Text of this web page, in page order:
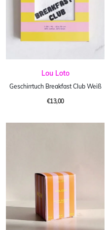
Lou Loto
Geschirrtuch Breakfast Club Weiß
€13,00